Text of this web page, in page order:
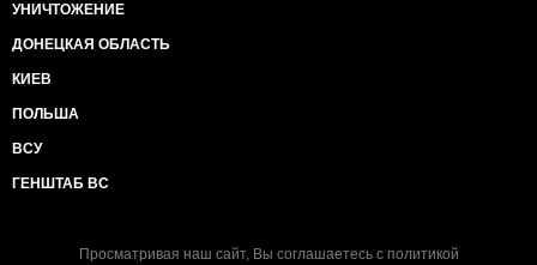
УНИЧТОЖЕНИЕ
ДОНЕЦКАЯ ОБЛАСТЬ
КИЕВ
ПОЛЬША
ВСУ
ГЕНШТАБ ВС
Просматривая наш сайт, Вы соглашаетесь с политикой